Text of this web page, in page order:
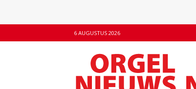
6 AUGUSTUS 2026